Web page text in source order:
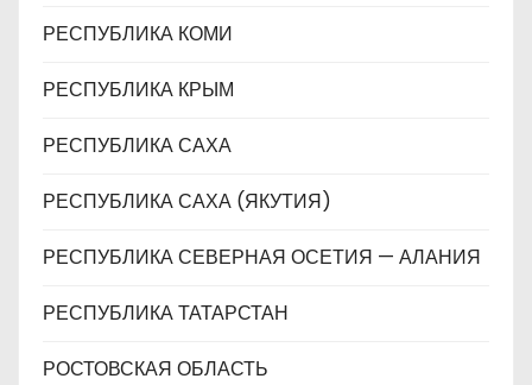
РЕСПУБЛИКА КОМИ
РЕСПУБЛИКА КРЫМ
РЕСПУБЛИКА САХА
РЕСПУБЛИКА САХА (ЯКУТИЯ)
РЕСПУБЛИКА СЕВЕРНАЯ ОСЕТИЯ — АЛАНИЯ
РЕСПУБЛИКА ТАТАРСТАН
РОСТОВСКАЯ ОБЛАСТЬ